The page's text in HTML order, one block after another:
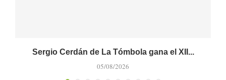
Sergio Cerdán de La Tómbola gana el XII...
05/08/2026